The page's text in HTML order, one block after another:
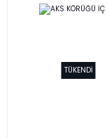
TÜKENDİ